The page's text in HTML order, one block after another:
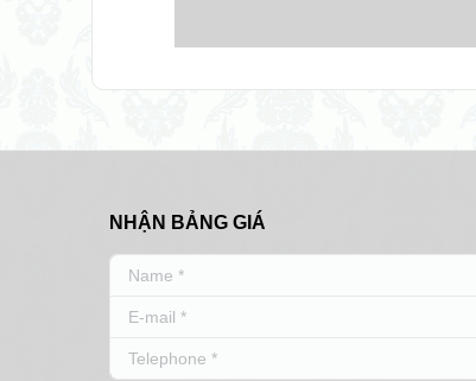
NHẬN BẢNG GIÁ
Name *
E-mail *
Telephone *